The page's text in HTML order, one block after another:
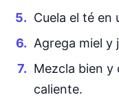
Cuela el té en
Agrega miel y
Mezcla bien y
caliente.